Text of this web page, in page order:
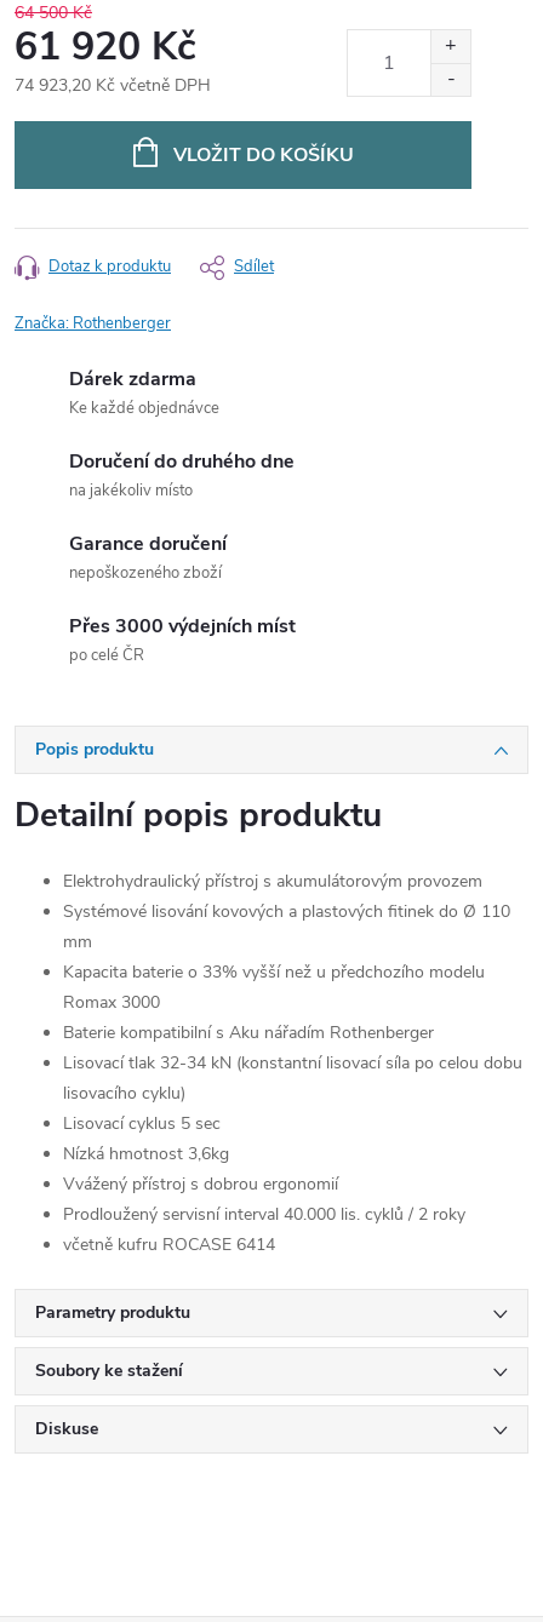
64 500 Kč
61 920 Kč
74 923,20 Kč včetně DPH
VLOŽIT DO KOŠÍKU
Dotaz k produktu Sdílet
Značka: Rothenberger
Dárek zdarma
Ke každé objednávce
Doručení do druhého dne
na jakékoliv místo
Garance doručení
nepoškozeného zboží
Přes 3000 výdejních míst
po celé ČR
Popis produktu
Detailní popis produktu
Elektrohydraulický přístroj s akumulátorovým provozem
Systémové lisování kovových a plastových fitinek do Ø 110
mm
Kapacita baterie o 33% vyšší než u předchozího modelu
Romax 3000
Baterie kompatibilní s Aku nářadím Rothenberger
Lisovací tlak 32-34 kN (konstantní lisovací síla po celou dobu
lisovacího cyklu)
Lisovací cyklus 5 sec
Nízká hmotnost 3,6kg
Vvážený přístroj s dobrou ergonomií
Prodloužený servisní interval 40.000 lis. cyklů / 2 roky
včetně kufru ROCASE 6414
Parametry produktu
Soubory ke stažení
Diskuse